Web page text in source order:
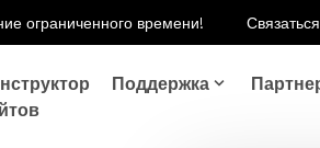
ограниченного времени!
Поддержка